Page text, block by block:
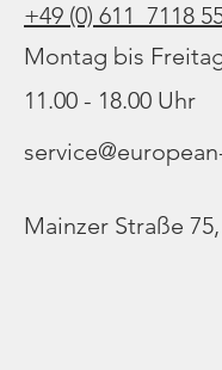
+49 (0) 611 7118
Montag bis
11.00 - 18.00 Uhr
Mainzer Straße